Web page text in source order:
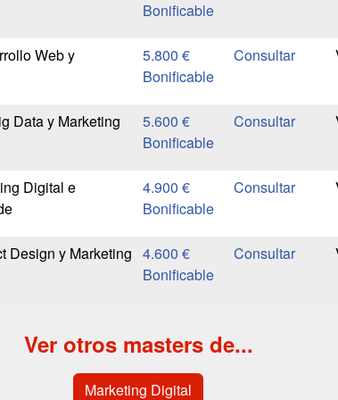
Bonificable
Web y
5.800 €
Bonificable
Data y Marketing
5.600 €
Bonificable
Digital e
4.900 €
Bonificable
Design y Marketing 4.600 €
Bonificable
Ver otros masters de...
Marketing Digital